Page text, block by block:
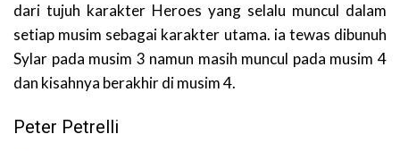
dari tujuh karakter Heroes yang selalu muncul dalam
setiap musim sebagai karakter utama. ia tewas dibunuh
Sylar pada musim 3 namun masih muncul pada musim 4
dan kisahnya berakhir di musim 4.
Peter Petrelli